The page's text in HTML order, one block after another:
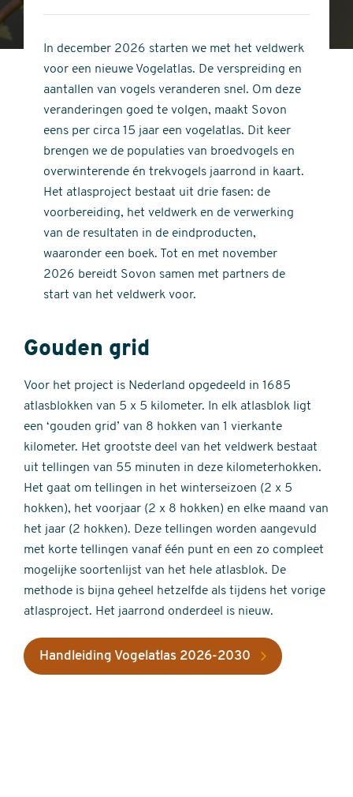
stars
of
stars
In december 2026 starten we met het veldwerk
voor een nieuwe Vogelatlas. De verspreiding en
aantallen van vogels veranderen snel. Om deze
veranderingen goed te volgen, maakt Sovon
eens per circa 15 jaar een vogelatlas. Dit keer
brengen we de populaties van broedvogels en
overwinterende én trekvogels jaarrond in kaart.
Het atlasproject bestaat uit drie fasen: de
voorbereiding, het veldwerk en de verwerking
van de resultaten in de eindproducten,
waaronder een boek. Tot en met november
2026 bereidt Sovon samen met partners de
start van het veldwerk voor.
Gouden grid
Voor het project is Nederland opgedeeld in 1685
atlasblokken van 5 x 5 kilometer. In elk atlasblok ligt
een ‘gouden grid’ van 8 hokken van 1 vierkante
kilometer. Het grootste deel van het veldwerk bestaat
uit tellingen van 55 minuten in deze kilometerhokken.
Het gaat om tellingen in het winterseizoen (2 x 5
hokken), het voorjaar (2 x 8 hokken) en elke maand van
het jaar (2 hokken). Deze tellingen worden aangevuld
met korte tellingen vanaf één punt en een zo compleet
mogelijke soortenlijst van het hele atlasblok. De
methode is bijna geheel hetzelfde als tijdens het vorige
atlasproject. Het jaarrond onderdeel is nieuw.
Handleiding Vogelatlas 2026-2030